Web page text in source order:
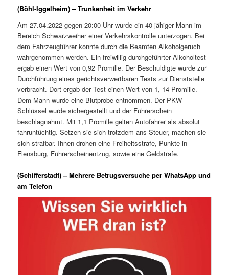
(Böhl-Iggelheim) – Trunkenheit im Verkehr
Am 27.04.2022 gegen 20:00 Uhr wurde ein 40-jähiger Mann im
Bereich Schwarzweiher einer Verkehrskontrolle unterzogen. Bei
dem Fahrzeugführer konnte durch die Beamten Alkoholgeruch
wahrgenommen werden. Ein freiwillig durchgeführter Alkoholtest
ergab einen Wert von 0,92 Promille. Der Beschuldigte wurde zur
Durchführung eines gerichtsverwertbaren Tests zur Dienststelle
verbracht. Dort ergab der Test einen Wert von 1, 14 Promille.
Dem Mann wurde eine Blutprobe entnommen. Der PKW
Schlüssel wurde sichergestellt und der Führerschein
beschlagnahmt. Mit 1,1 Promille gelten Autofahrer als absolut
fahruntüchtig. Setzen sie sich trotzdem ans Steuer, machen sie
sich strafbar. Ihnen drohen eine Freiheitsstrafe, Punkte in
Flensburg, Führerscheinentzug, sowie eine Geldstrafe.
(Schifferstadt) – Mehrere Betrugsversuche per WhatsApp und
am Telefon